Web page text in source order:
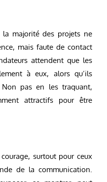
la majorité des projets ne
mais faute de contact
attendent que les
à eux, alors qu’ils
pas en les traquant,
attractifs pour être
surtout pour ceux
de la communication.